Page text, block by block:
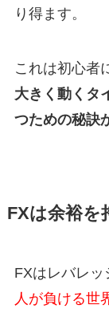
り得ます。
これは初心者
大きく動くタ
つための秘訣
FXは余裕を
FXはレバレッ
人が負ける世